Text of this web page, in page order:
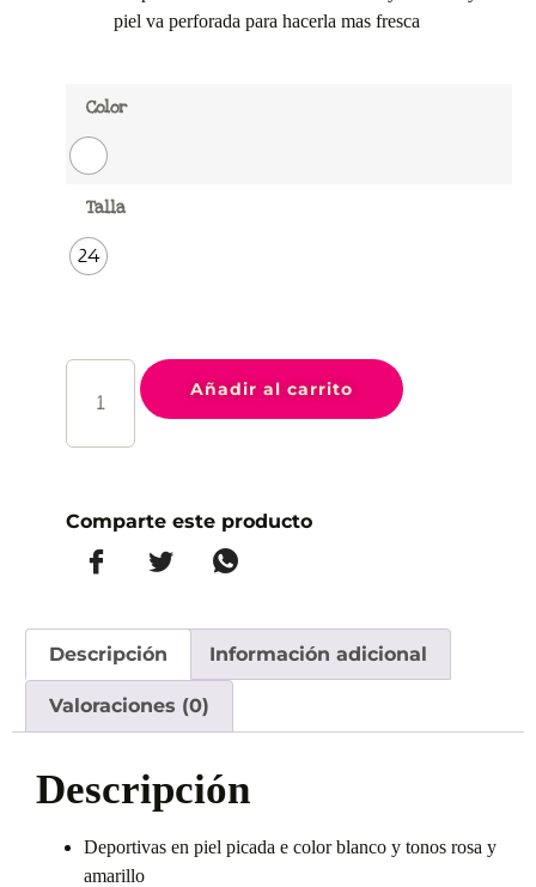
piel va perforada para hacerla mas fresca
Color
Talla
24
Añadir al carrito
Comparte este producto
Descripción Información adicional
Valoraciones (0)
Descripción
Deportivas en piel picada e color blanco y tonos rosa y
amarillo